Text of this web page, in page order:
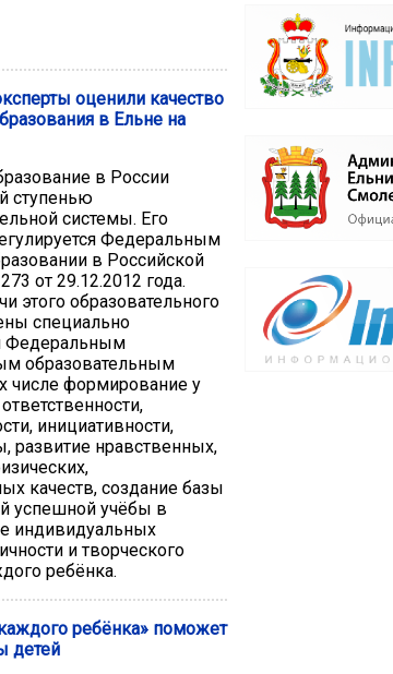
оценили качество
в Ельне на
в России
ступенью
системы. Его
Федеральным
в Российской
от 29.12.2012 года.
этого образовательного
специально
Федеральным
образовательным
числе формирование у
инициативности,
развитие нравственных,
качеств, создание базы
успешной учёбы в
индивидуальных
и творческого
ребёнка.
ребёнка» поможет
детей